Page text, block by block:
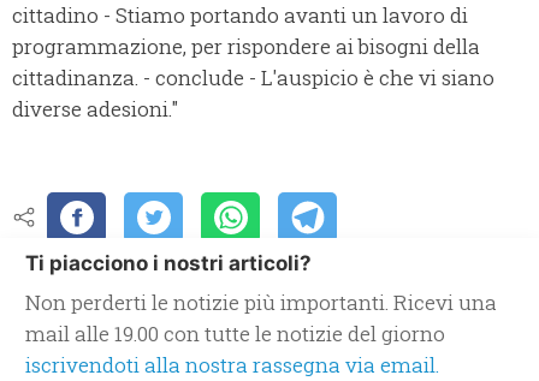
cittadino - Stiamo portando avanti un lavoro di
programmazione, per rispondere ai bisogni della
cittadinanza. - conclude - L'auspicio è che vi siano
diverse adesioni."
Ti piacciono i nostri articoli?
Non perderti le notizie più importanti. Ricevi una
mail alle 19.00 con tutte le notizie del giorno
iscrivendoti alla nostra rassegna via email.